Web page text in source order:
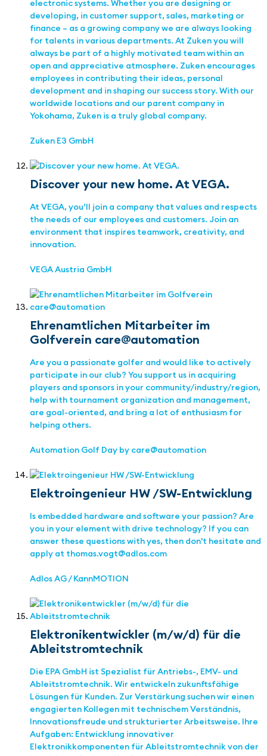
electronic systems. Whether you are designing or
developing, in customer support, sales, marketing or
finance – as a growing company we are always looking
for talents in various departments. At Zuken you will
always be part of a highly motivated team within an
open and appreciative atmosphere. Zuken encourages
employees in contributing their ideas, personal
development and in shaping our success story. With our
worldwide locations and our parent company in
Yokohama, Zuken is a truly global company.
Zuken E3 GmbH
Discover your new home. At VEGA.
At VEGA, you’ll join a company that values and respects
the needs of our employees and customers. Join an
environment that inspires teamwork, creativity, and
innovation.
VEGA Austria GmbH
Ehrenamtlichen Mitarbeiter im
Golfverein care@automation
Are you a passionate golfer and would like to actively
participate in our club? You support us in acquiring
players and sponsors in your community/industry/region,
help with tournament organization and management,
are goal-oriented, and bring a lot of enthusiasm for
helping others.
Automation Golf Day by care@automation
Elektroingenieur HW /SW-Entwicklung
Is embedded hardware and software your passion? Are
you in your element with drive technology? If you can
answer these questions with yes, then don't hesitate and
apply at thomas.vogt@adlos.com
Adlos AG / KannMOTION
Elektronikentwickler (m/w/d) für die
Ableitstromtechnik
Die EPA GmbH ist Spezialist für Antriebs-, EMV- und
Ableitstromtechnik. Wir entwickeln zukunftsfähige
Lösungen für Kunden. Zur Verstärkung suchen wir einen
engagierten Kollegen mit technischem Verständnis,
Innovationsfreude und strukturierter Arbeitsweise. Ihre
Aufgaben: Entwicklung innovativer
Elektronikkomponenten für Ableitstromtechnik von der